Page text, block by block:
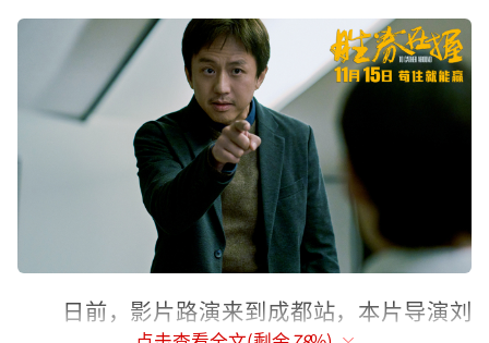
日前，影片路演来到成都站，本片导演刘